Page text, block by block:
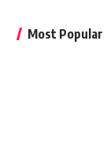
Most Popular